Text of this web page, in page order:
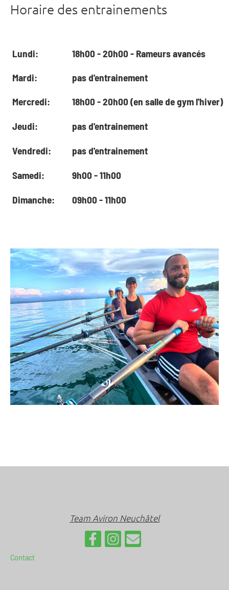
Horaire des entrainements
Lundi: 18h00 - 20h00 - Rameurs avancés
Mardi: pas d'entrainement
Mercredi: 18h00 - 20h00 (en salle de gym l'hiver)
Jeudi: pas d'entrainement
Vendredi: pas d'entrainement
Samedi: 9h00 - 11h00
Dimanche: 09h00 - 11h00
Team Aviron Neuchâtel
Contact